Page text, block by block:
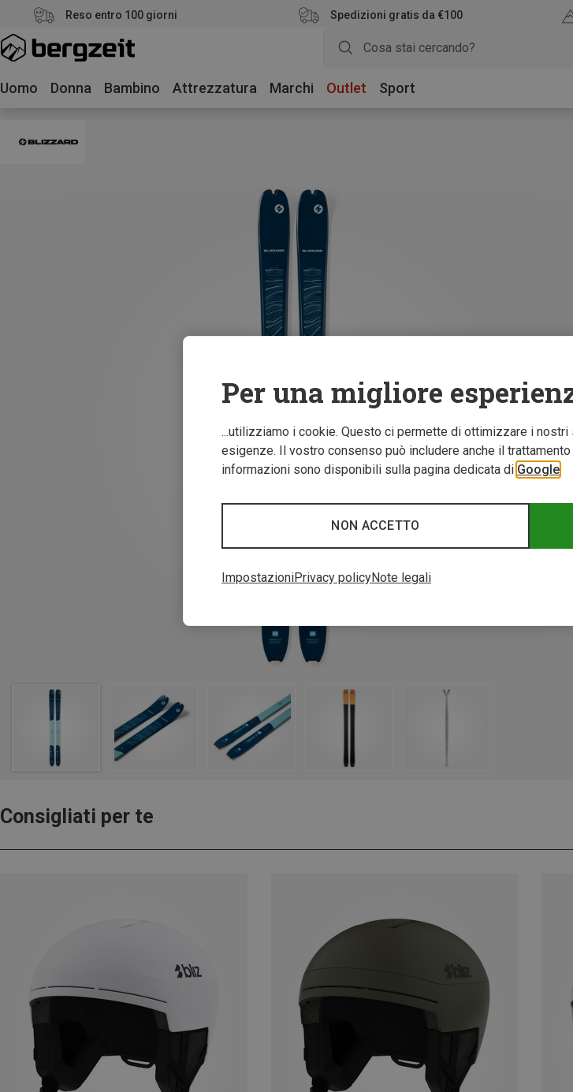
Reso entro 100 giorni Spedizioni gratis da €100
Uomo Donna Bambino Attrezzatura Marchi Outlet Sport
Consigliati per te
Per una migliore
...utilizziamo i cookie. Questo ci permette di ottimizzare i
esigenze. Il vostro consenso può includere anche il
informazioni sono disponibili sulla pagina dedicata di Google
NON ACCETTO
ImpostazioniPrivacy policyNote legali